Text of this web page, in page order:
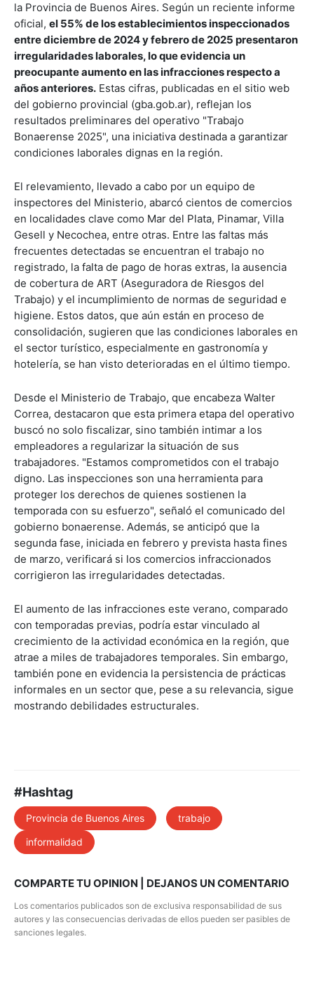
la Provincia de Buenos Aires. Según un reciente informe
oficial, el 55% de los establecimientos inspeccionados
entre diciembre de 2024 y febrero de 2025 presentaron
irregularidades laborales, lo que evidencia un
preocupante aumento en las infracciones respecto a
años anteriores. Estas cifras, publicadas en el sitio web
del gobierno provincial (gba.gob.ar), reflejan los
resultados preliminares del operativo "Trabajo
Bonaerense 2025", una iniciativa destinada a garantizar
condiciones laborales dignas en la región.
El relevamiento, llevado a cabo por un equipo de
inspectores del Ministerio, abarcó cientos de comercios
en localidades clave como Mar del Plata, Pinamar, Villa
Gesell y Necochea, entre otras. Entre las faltas más
frecuentes detectadas se encuentran el trabajo no
registrado, la falta de pago de horas extras, la ausencia
de cobertura de ART (Aseguradora de Riesgos del
Trabajo) y el incumplimiento de normas de seguridad e
higiene. Estos datos, que aún están en proceso de
consolidación, sugieren que las condiciones laborales en
el sector turístico, especialmente en gastronomía y
hotelería, se han visto deterioradas en el último tiempo.
Desde el Ministerio de Trabajo, que encabeza Walter
Correa, destacaron que esta primera etapa del operativo
buscó no solo fiscalizar, sino también intimar a los
empleadores a regularizar la situación de sus
trabajadores. "Estamos comprometidos con el trabajo
digno. Las inspecciones son una herramienta para
proteger los derechos de quienes sostienen la
temporada con su esfuerzo", señaló el comunicado del
gobierno bonaerense. Además, se anticipó que la
segunda fase, iniciada en febrero y prevista hasta fines
de marzo, verificará si los comercios infraccionados
corrigieron las irregularidades detectadas.
El aumento de las infracciones este verano, comparado
con temporadas previas, podría estar vinculado al
crecimiento de la actividad económica en la región, que
atrae a miles de trabajadores temporales. Sin embargo,
también pone en evidencia la persistencia de prácticas
informales en un sector que, pese a su relevancia, sigue
mostrando debilidades estructurales.
#Hashtag
Provincia de Buenos Aires
trabajo
informalidad
COMPARTE TU OPINION | DEJANOS UN COMENTARIO
Los comentarios publicados son de exclusiva responsabilidad de sus
autores y las consecuencias derivadas de ellos pueden ser pasibles de
sanciones legales.